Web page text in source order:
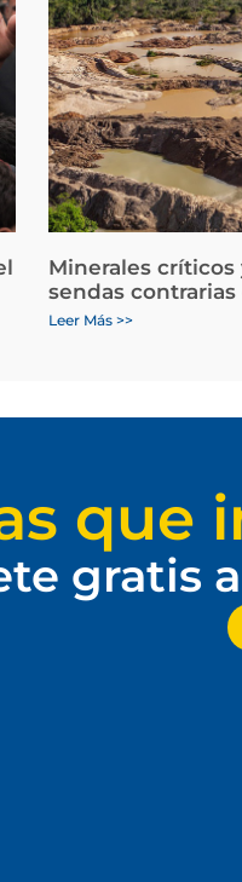
Minerales
sendas
Leer Más >>
que
gratis